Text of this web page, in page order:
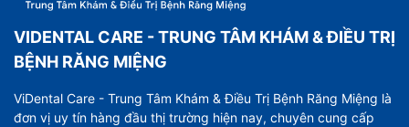
VIDENTAL CARE - TRUNG TÂM KHÁM & ĐIỀU TRỊ
BỆNH RĂNG MIỆNG
ViDental Care - Trung Tâm Khám & Điều Trị Bệnh Răng Miệng là
đơn vị uy tín hàng đầu thị trường hiện nay, chuyên cung cấp